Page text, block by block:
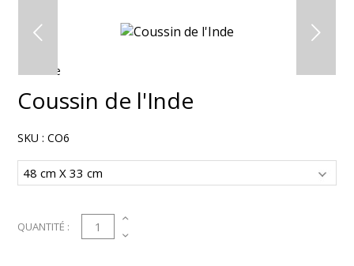
En solde
Coussin de l'Inde
SKU :CO6
QUANTITÉ : 1